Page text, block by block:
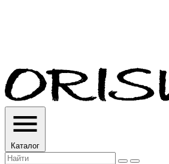
Каталог